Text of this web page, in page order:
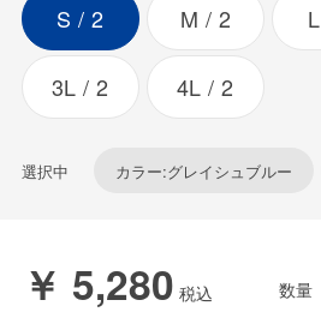
S 2 M 2 L
3L 2 4L 2
選択中 カラー:グレイシュブルー
￥ 5,280 数量